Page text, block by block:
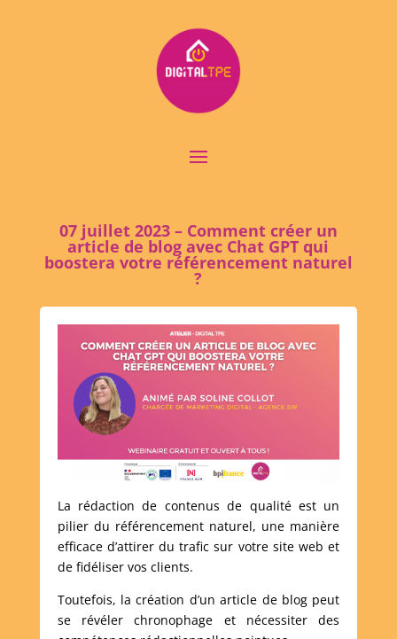
07 juillet 2023 – Comment créer un
article de blog avec Chat GPT qui
boostera votre référencement naturel
?
La rédaction de contenus de qualité est un
pilier du référencement naturel, une manière
efficace d’attirer du trafic sur votre site web et
de fidéliser vos clients.
Toutefois, la création d’un article de blog peut
se révéler chronophage et nécessiter des